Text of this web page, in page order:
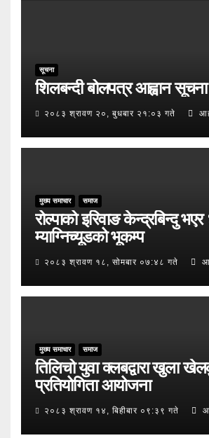
सूचना
शिलबन्दी बोलपत्र आह्वान सूचना
२०८३ श्रावण २०, बुधबार २१:०३ गते
मुख्य समाचार समाज
रोल्पाको इरिवाङ केन्द्रबिन्दु
म्याग्निच्यूडको भूकम्प
२०८३ श्रावण १८, सोमबार ०७:४८ गते
मुख्य समाचार समाज
तिलिचो युवा क्लबद्वारा खुला
प्रतियोगिता आयोजना
२०८३ श्रावण १४, बिहीबार ०९:३९ गते